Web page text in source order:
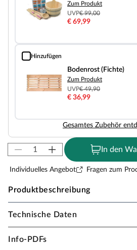
Zum Produkt
UVP€ 99,00
€ 69,99
Hinzufügen
Bodenrost (Fichte)
Bodenrost (Fichte)
Zum Produkt
UVP€ 49,90
€ 36,99
Gesamtes Zubehör
In den
Individuelles Angebot Fragen zum
Produktbeschreibung
Sicherheitshinweise
Saunafässer, Kotas, Infrarotkabinen,
Technische Daten
Info-PDFs